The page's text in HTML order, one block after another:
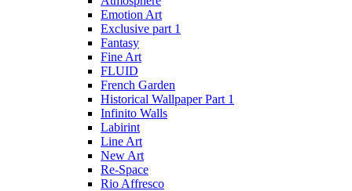
Emotion Art
Exclusive part 1
Fantasy
Fine Art
FLUID
French Garden
Historical Wallpaper Part 1
Infinito Walls
Labirint
Line Art
New Art
Re-Space
Rio Affresco